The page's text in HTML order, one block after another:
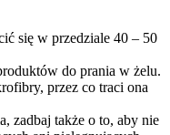
się w przedziale 40 – 50
do prania w żelu.
przez co traci ona
zadbaj także o to, aby nie